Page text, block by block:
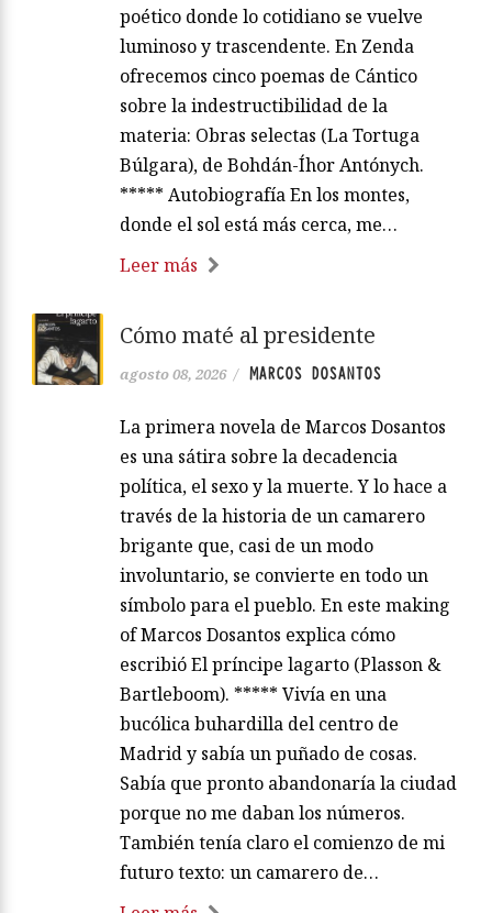
poético donde lo cotidiano se vuelve
luminoso y trascendente. En Zenda
ofrecemos cinco poemas de Cántico
sobre la indestructibilidad de la
materia: Obras selectas (La Tortuga
Búlgara), de Bohdán-Íhor Antónych.
***** Autobiografía En los montes,
donde el sol está más cerca, me…
Leer más
Cómo maté al presidente
agosto 08, 2026 / MARCOS DOSANTOS
La primera novela de Marcos Dosantos
es una sátira sobre la decadencia
política, el sexo y la muerte. Y lo hace a
través de la historia de un camarero
brigante que, casi de un modo
involuntario, se convierte en todo un
símbolo para el pueblo. En este making
of Marcos Dosantos explica cómo
escribió El príncipe lagarto (Plasson &
Bartleboom). ***** Vivía en una
bucólica buhardilla del centro de
Madrid y sabía un puñado de cosas.
Sabía que pronto abandonaría la ciudad
porque no me daban los números.
También tenía claro el comienzo de mi
futuro texto: un camarero de…